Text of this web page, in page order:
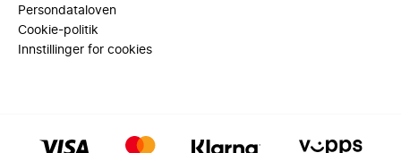
Persondataloven
Cookie-politik
Innstillinger for cookies